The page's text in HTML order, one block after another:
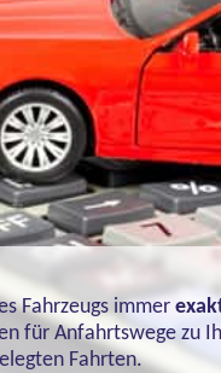
Fahrzeugs immer
für Anfahrtswege zu
Fahrten.